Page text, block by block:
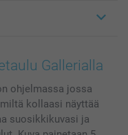
Gallerialla
ohjelmassa jossa
kollaasi näyttää
suosikkikuvasi ja